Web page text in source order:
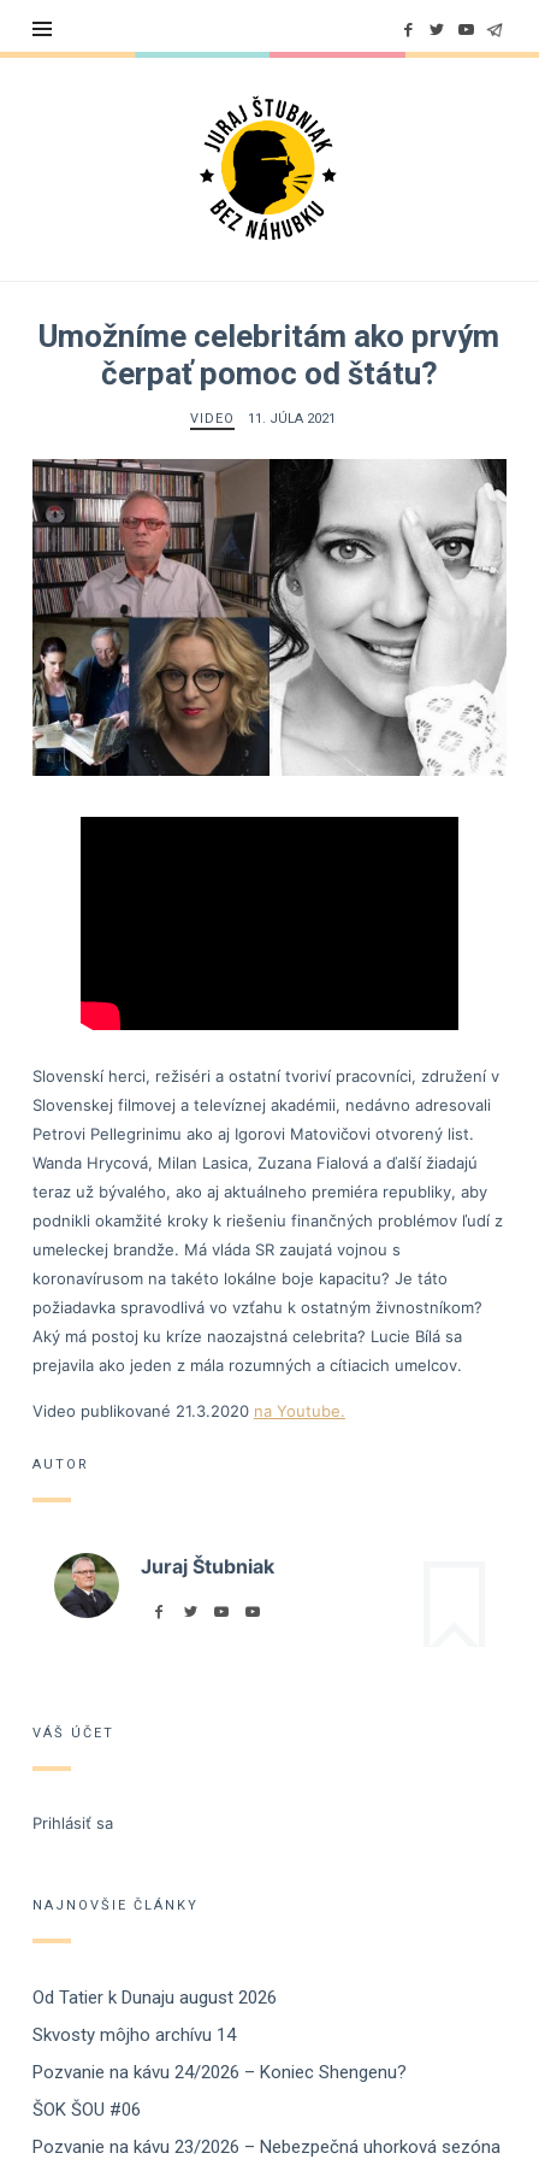
Juraj
Štubniak
Umožníme celebritám ako prvým
čerpať pomoc od štátu?
VIDEO 11. JÚLA 2021
Slovenskí herci, režiséri a ostatní tvoriví pracovníci, združení v
Slovenskej filmovej a televíznej akadémii, nedávno adresovali
Petrovi Pellegrinimu ako aj Igorovi Matovičovi otvorený list.
Wanda Hrycová, Milan Lasica, Zuzana Fialová a ďalší žiadajú
teraz už bývalého, ako aj aktuálneho premiéra republiky, aby
podnikli okamžité kroky k riešeniu finančných problémov ľudí z
umeleckej brandže. Má vláda SR zaujatá vojnou s
koronavírusom na takéto lokálne boje kapacitu? Je táto
požiadavka spravodlivá vo vzťahu k ostatným živnostníkom?
Aký má postoj ku kríze naozajstná celebrita? Lucie Bílá sa
prejavila ako jeden z mála rozumných a cítiacich umelcov.
Video publikované 21.3.2020 na Youtube.
AUTOR
Juraj Štubniak
VÁŠ ÚČET
Prihlásiť sa
NAJNOVŠIE ČLÁNKY
Od Tatier k Dunaju august 2026
Skvosty môjho archívu 14
Pozvanie na kávu 24/2026 – Koniec Shengenu?
ŠOK ŠOU #06
Pozvanie na kávu 23/2026 – Nebezpečná uhorková sezóna